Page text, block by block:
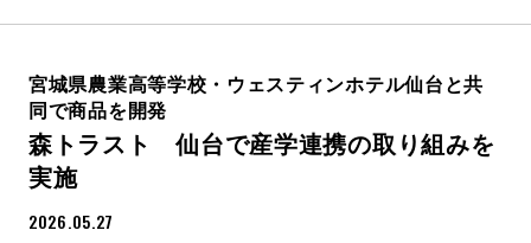
v
ニ
ュ
を
v
ニ
ュ
を
ニュース
事業内容
宮城県農業高等学校・ウェスティンホテル仙台と共
同で商品を開発
森トラスト 仙台で産学連携の取り組みを
実施
2026.05.27